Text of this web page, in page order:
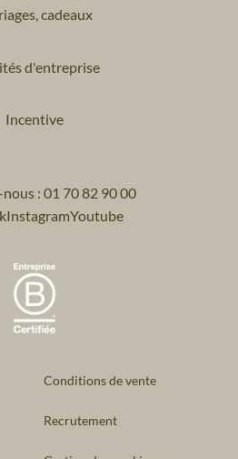
cadeaux
d'entreprise
Incentive
: 01 70 82 90 00
InstagramYoutube
Conditions de vente
Recrutement